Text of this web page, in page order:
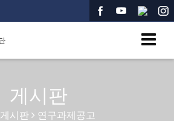
게시판
게시판 연구과제공고